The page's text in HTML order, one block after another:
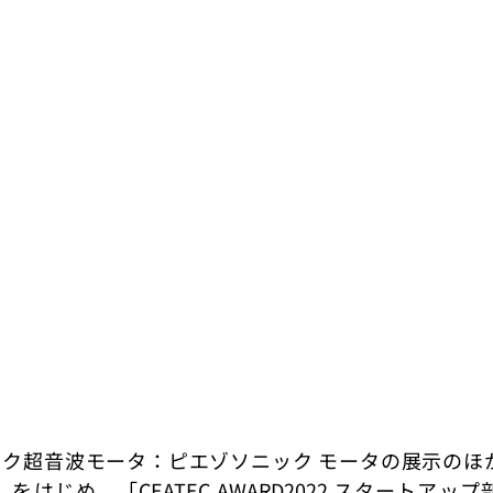
超音波モータ：ピエゾソニック モータの展示のほ